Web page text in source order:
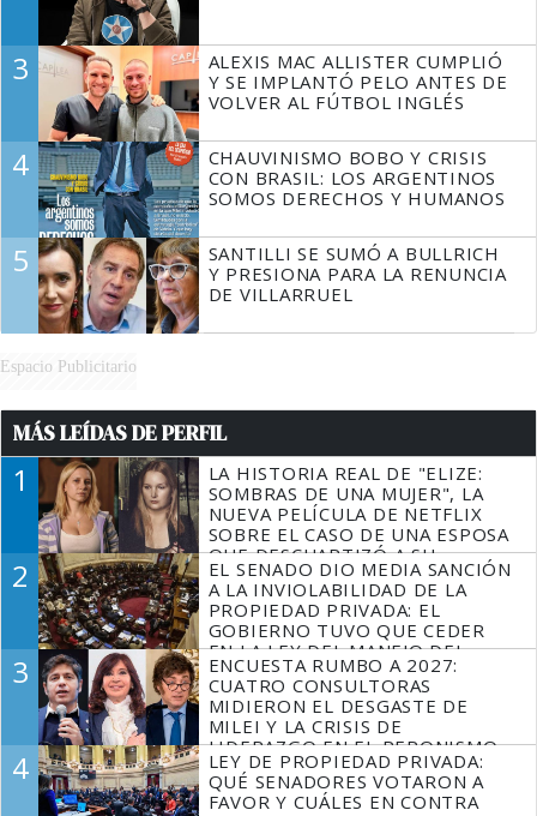
3
ALEXIS MAC ALLISTER CUMPLIÓ
Y SE IMPLANTÓ PELO ANTES DE
VOLVER AL FÚTBOL INGLÉS
4
CHAUVINISMO BOBO Y CRISIS
CON BRASIL: LOS ARGENTINOS
SOMOS DERECHOS Y HUMANOS
5
SANTILLI SE SUMÓ A BULLRICH
Y PRESIONA PARA LA RENUNCIA
DE VILLARRUEL
Espacio Publicitario
MÁS LEÍDAS DE PERFIL
1
LA HISTORIA REAL DE "ELIZE:
SOMBRAS DE UNA MUJER", LA
NUEVA PELÍCULA DE NETFLIX
SOBRE EL CASO DE UNA ESPOSA
QUE DESCUARTIZÓ A SU
MARIDO
2
EL SENADO DIO MEDIA SANCIÓN
A LA INVIOLABILIDAD DE LA
PROPIEDAD PRIVADA: EL
GOBIERNO TUVO QUE CEDER
EN LA LEY DEL MANEJO DEL
FUEGO
3
ENCUESTA RUMBO A 2027:
CUATRO CONSULTORAS
MIDIERON EL DESGASTE DE
MILEI Y LA CRISIS DE
LIDERAZGO EN EL PERONISMO
4
LEY DE PROPIEDAD PRIVADA:
QUÉ SENADORES VOTARON A
FAVOR Y CUÁLES EN CONTRA